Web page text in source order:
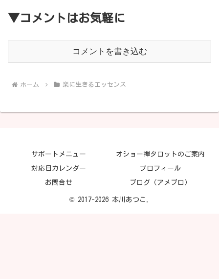
▼コメントはお気軽に
コメントを書き込む
ホーム 楽に生きるエッセンス
サポートメニュー オショー禅タロットのご案内
対応日カレンダー プロフィール
お問合せ ブログ（アメブロ）
© 2017-2026 本川あつこ.